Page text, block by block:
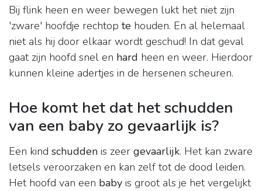
Bij flink heen en weer bewegen lukt het niet zijn
'zware' hoofdje rechtop te houden. En al helemaal
niet als hij door elkaar wordt geschud! In dat geval
gaat zijn hoofd snel en hard heen en weer. Hierdoor
kunnen kleine adertjes in de hersenen scheuren.
Hoe komt het dat het schudden
van een baby zo gevaarlijk is?
Een kind schudden is zeer gevaarlijk. Het kan zware
letsels veroorzaken en kan zelf tot de dood leiden.
Het hoofd van een baby is groot als je het vergelijkt